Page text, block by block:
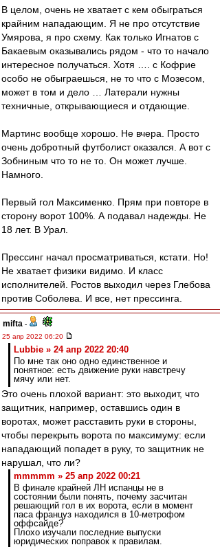
В целом, очень не хватает с кем обыграться
крайним нападающим. Я не про отсутствие
Умярова, я про схему. Как только Игнатов с
Бакаевым оказывались рядом - что то начало
интересное получаться. Хотя …. с Кофрие
особо не обыграешься, не то что с Мозесом,
может в том и дело … Латерали нужны
техничные, открывающиеся и отдающие.
Мартинс вообще хорошо. Не вчера. Просто
очень добротный футболист оказался. А вот с
Зобниным что то не то. Он может лучше.
Намного.
Первый гол Максименко. Прям при повторе в
сторону ворот 100%. А подавал надежды. Не
18 лет. В Урал.
Прессинг начал просматриваться, кстати. Но!
Не хватает физики видимо. И класс
исполнителей. Ростов выходил через Глебова
против Соболева. И все, нет прессинга.
mifta -
25 апр 2022 06:20
Lubbie » 24 апр 2022 20:40
По мне так оно одно единственное и
понятное: есть движение руки навстречу
мячу или нет.
Это очень плохой вариант: это выходит, что
защитник, например, оставшись один в
воротах, может расставить руки в стороны,
чтобы перекрыть ворота по максимуму: если
нападающий попадет в руку, то защитник не
нарушал, что ли?
mmmmm » 25 апр 2022 00:21
В финале крайней ЛН испанцы не в
состоянии были понять, почему засчитан
решающий гол в их ворота, если в момент
паса француз находился в 10-метрофом
оффсайде?
Плохо изучали последние выпуски
юридических поправок к правилам.